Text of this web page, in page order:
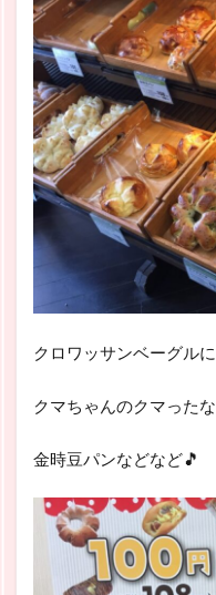
クロワッサンベーグルに
クマちゃんのクマったな
金時豆パンなどなど🎵